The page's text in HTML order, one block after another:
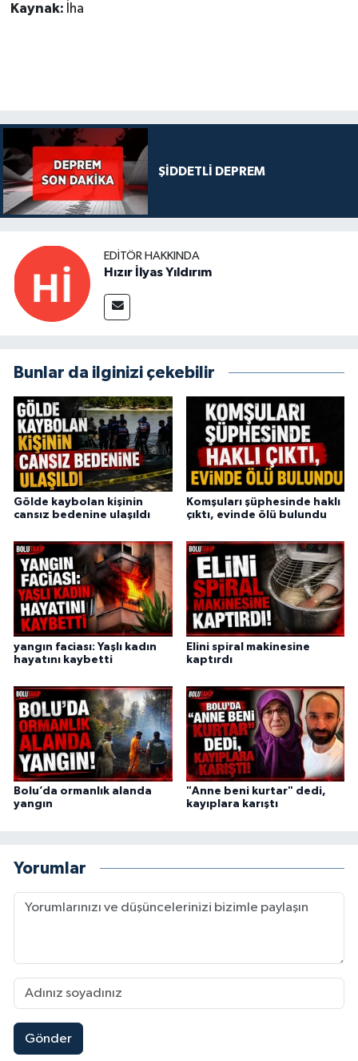
Kaynak: İha
ŞİDDETLİ DEPREM
EDITÖR HAKKINDA
Hızır İlyas Yıldırım
Bunlar da ilginizi çekebilir
Gölde kaybolan kişinin
cansız bedenine ulaşıldı
Komşuları şüphesinde haklı
çıktı, evinde ölü bulundu
yangın faciası: Yaşlı kadın
hayatını kaybetti
Elini spiral makinesine
kaptırdı
Bolu’da ormanlık alanda
yangın
"Anne beni kurtar" dedi,
kayıplara karıştı
Yorumlar
Gönder